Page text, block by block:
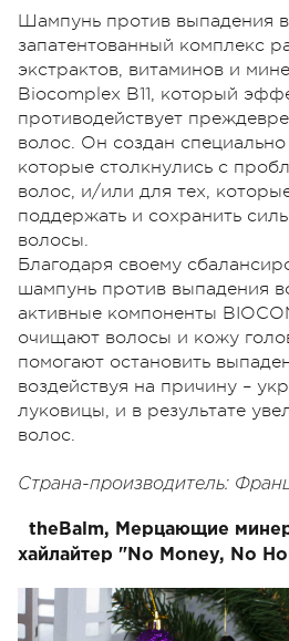
Шампунь против выпадения
запатентованный комплекс
экстрактов, витаминов и
Biocomplex B11, который
противодействует
волос. Он создан
которые столкнулись с
волос, и/или для тех,
поддержать и сохранить
волосы.
Благодаря своему
шампунь против выпадения
активные компоненты
очищают волосы и кожу
помогают остановить
воздействуя на причину –
луковицы, и в результате
волос.
Страна-производитель:
theBalm, Мерцающие
хайлайтер "No Money, No